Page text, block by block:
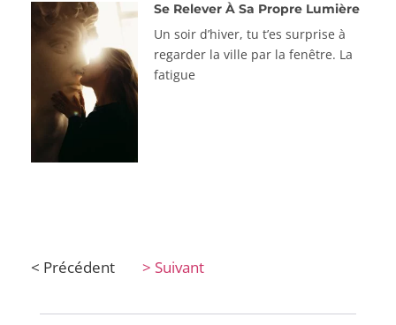
Se Relever À Sa Propre Lumière
Un soir d’hiver, tu t’es surprise à
regarder la ville par la fenêtre. La
fatigue
< Précédent > Suivant